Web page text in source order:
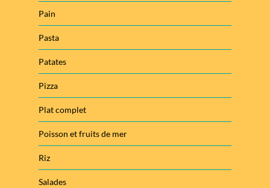
Pain
Pasta
Patates
Pizza
Plat complet
Poisson et fruits de mer
Riz
Salades